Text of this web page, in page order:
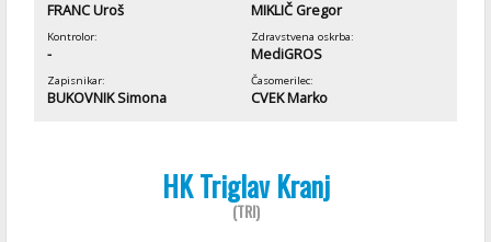
FRANC Uroš MIKLIČ Gregor
Kontrolor:
-
Zdravstvena oskrba:
MediGROS
Zapisnikar:
BUKOVNIK Simona
Časomerilec:
CVEK Marko
HK Triglav Kranj
(TRI)